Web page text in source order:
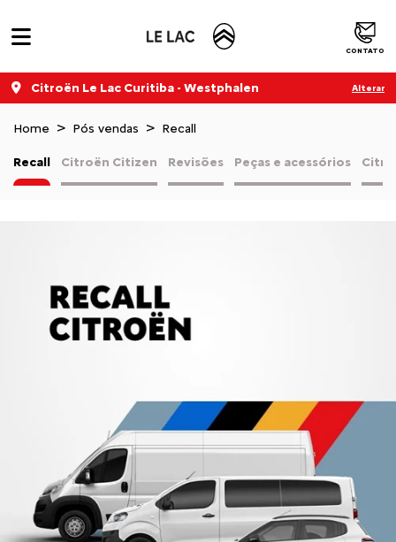
CONTATO
Citroën Le Lac Curitiba - Westphalen Alterar
Home Pós vendas Recall
Citroën Citizen Revisões Peças e acessórios
Recall